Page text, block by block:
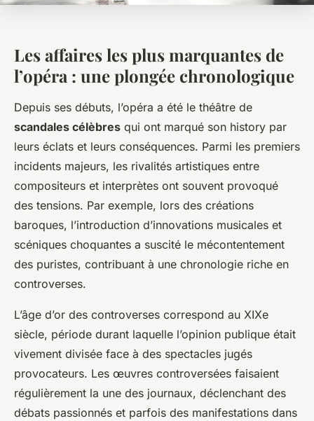
Les affaires les plus marquantes de
l’opéra : une plongée chronologique
Depuis ses débuts, l’opéra a été le théâtre de
scandales célèbres qui ont marqué son history par
leurs éclats et leurs conséquences. Parmi les premiers
incidents majeurs, les rivalités artistiques entre
compositeurs et interprètes ont souvent provoqué
des tensions. Par exemple, lors des créations
baroques, l’introduction d’innovations musicales et
scéniques choquantes a suscité le mécontentement
des puristes, contribuant à une chronologie riche en
controverses.
L’âge d’or des controverses correspond au XIXe
siècle, période durant laquelle l’opinion publique était
vivement divisée face à des spectacles jugés
provocateurs. Les œuvres controversées faisaient
régulièrement la une des journaux, déclenchant des
débats passionnés et parfois des manifestations dans